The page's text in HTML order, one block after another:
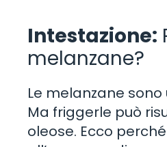
Intestazione:
melanzane?
Le melanzane
Ma friggerle può
oleose. Ecco